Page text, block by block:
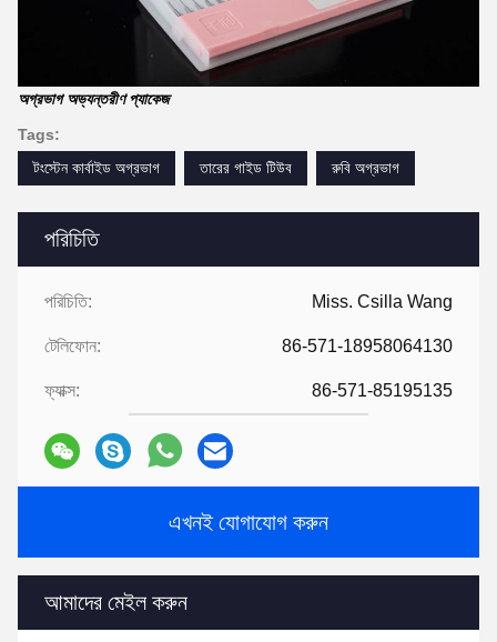
পরিচিতি
পরিচিতি: Miss. Csilla Wang
টেলিফোন: 86-571-18958064130
ফ্যাক্স: 86-571-85195135
এখনই যোগাযোগ করুন
আমাদের মেইল ​​করুন
অগ্রভাগ অভ্যন্তরীণ প্যাকেজ
Tags:
টংস্টেন কার্বাইড অগ্রভাগ
তারের গাইড টিউব রুবি অগ্রভাগ